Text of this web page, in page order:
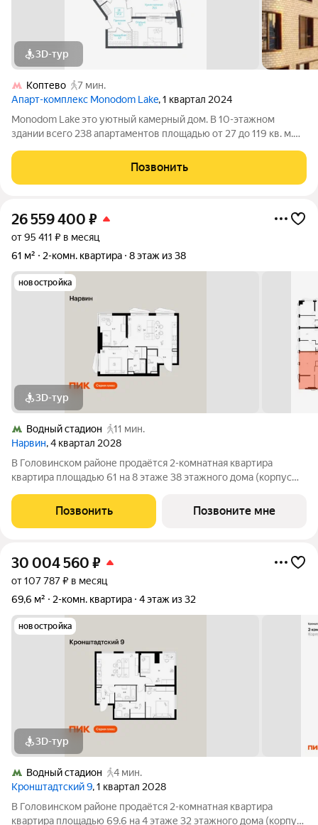
3D-тур
Коптево
7 мин.
Апарт-комплекс Monodom Lake, 1 квартал 2024
Monodom Lake это уютный камерный дом. В 10-этажном
здании всего 238 апартаментов площадью от 27 до 119 кв. м.
планировок, так и евроформата (с большой кухней-гостиной).
Особенность апартаментов
Позвонить
26 559 400 ₽
от 95 411 ₽ в месяц
61 м²
2-комн. квартира 8 этаж из 38
новостройка
3D-тур
Водный стадион
11 мин.
Нарвин, 4 квартал 2028
В Головинском районе продаётся 2-комнатная квартира
квартира площадью 61 на 8 этаже 38 этажного дома (корпус
10 минут пешком до станции метро «Водный стадион» и 20
минут до МЦК «Коптево». 10
Позвонить Позвоните мне
30 004 560 ₽
от 107 787 ₽ в месяц
69,6 м²
2-комн. квартира 4 этаж из 32
новостройка
3D-тур
Водный стадион
4 мин.
Кронштадтский 9, 1 квартал 2028
В Головинском районе продаётся 2-комнатная квартира
квартира площадью 69.6 на 4 этаже 32 этажного дома (корпус